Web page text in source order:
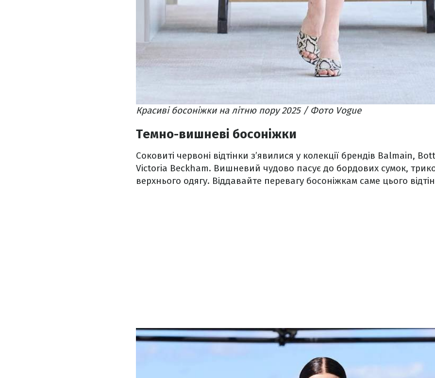
Красиві босоніжки на літню пору 2025 / Фото Vogue
Темно-вишневі босоніжки
Соковиті червоні відтінки з’явилися у колекції брендів Balmain,
Victoria Beckham. Вишневий чудово пасує до бордових сумок,
верхнього одягу. Віддавайте перевагу босоніжкам саме цього